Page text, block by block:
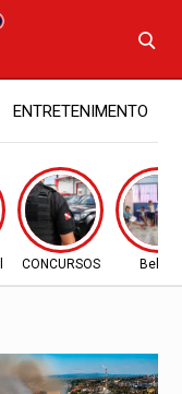
ENTRETENIMENTO
CONCURSOS Belém